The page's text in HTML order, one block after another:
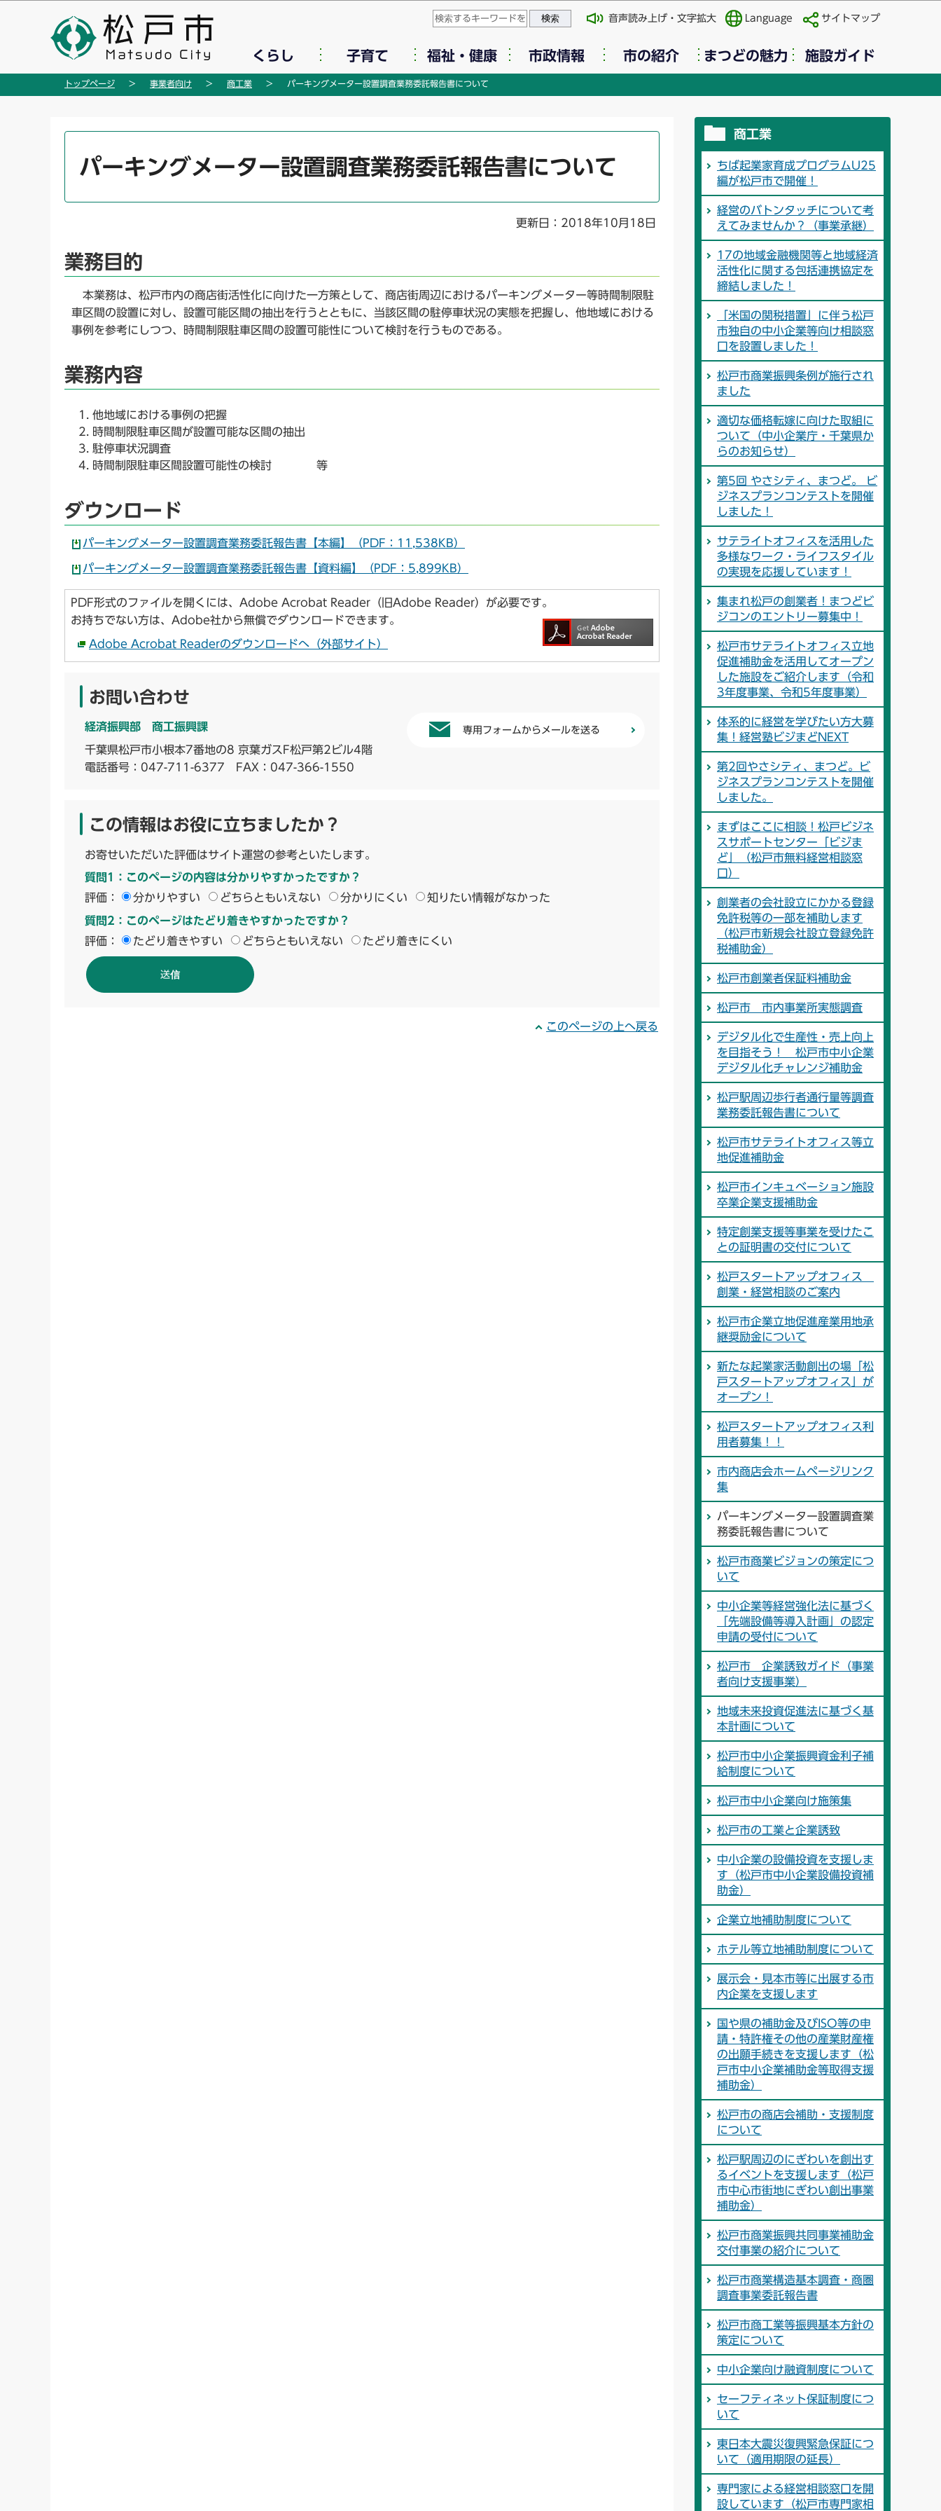
の
このページの本文へ移動
音声読み上げ・文字拡大 Language サイトマップ
くらし 子育て 福祉・健康 市政情報 市の紹介 まつどの魅力 施設ガイド
トップページ 事業者向け 商工業 パーキングメーター設置調査業務委託報告書について
パーキングメーター設置調査業務委託報告書について
更新日：2018年10月18日
業務目的
本業務は、松戸市内の商店街活性化に向けた一方策として、商店街周辺におけるパーキングメーター等時間制限駐
車区間の設置に対し、設置可能区間の抽出を行うとともに、当該区間の駐停車状況の実態を把握し、他地域における
事例を参考にしつつ、時間制限駐車区間の設置可能性について検討を行うものである。
業務内容
他地域における事例の把握
時間制限駐車区間が設置可能な区間の抽出
駐停車状況調査
時間制限駐車区間設置可能性の検討 等
ダウンロード
パーキングメーター設置調査業務委託報告書【本編】（PDF：11,538KB）
パーキングメーター設置調査業務委託報告書【資料編】（PDF：5,899KB）
PDF形式のファイルを開くには、Adobe Acrobat Reader（旧Adobe Reader）が必要です。
お持ちでない方は、Adobe社から無償でダウンロードできます。
Adobe Acrobat Readerのダウンロードへ（外部サイト）
お問い合わせ
経済振興部 商工振興課
千葉県松戸市小根本7番地の8 京葉ガスF松戸第2ビル4階
電話番号： 047-711-6377 FAX：047-366-1550
専用フォームからメールを送る
この情報はお役に立ちましたか？
お寄せいただいた評価はサイト運営の参考といたします。
質問1：このページの内容は分かりやすかったですか？
評価：
分かりやすい どちらともいえない 分かりにくい 知りたい情報がなかった
質問2：このページはたどり着きやすかったですか？
評価：
たどり着きやすい どちらともいえない たどり着きにくい
このページの上へ戻る
商工業
ちば起業家育成プログラムU25
編が松戸市で開催！
経営のバトンタッチについて考
えてみませんか？（事業承継）
17の地域金融機関等と地域経済
活性化に関する包括連携協定を
締結しました！
「米国の関税措置」に伴う松戸
市独自の中小企業等向け相談窓
口を設置しました！
松戸市商業振興条例が施行され
ました
適切な価格転嫁に向けた取組に
ついて（中小企業庁・千葉県か
らのお知らせ）
第5回 やさシティ、まつど。 ビ
ジネスプランコンテストを開催
しました！
サテライトオフィスを活用した
多様なワーク・ライフスタイル
の実現を応援しています！
集まれ松戸の創業者！まつどビ
ジコンのエントリー募集中！
松戸市サテライトオフィス立地
促進補助金を活用してオープン
した施設をご紹介します（令和
3年度事業、令和5年度事業）
体系的に経営を学びたい方大募
集！経営塾ビジまどNEXT
第2回やさシティ、まつど。ビ
ジネスプランコンテストを開催
しました。
まずはここに相談！松戸ビジネ
スサポートセンター「ビジま
ど」（松戸市無料経営相談窓
口）
創業者の会社設立にかかる登録
免許税等の一部を補助します
（松戸市新規会社設立登録免許
税補助金）
松戸市創業者保証料補助金
松戸市 市内事業所実態調査
デジタル化で生産性・売上向上
を目指そう！ 松戸市中小企業
デジタル化チャレンジ補助金
松戸駅周辺歩行者通行量等調査
業務委託報告書について
松戸市サテライトオフィス等立
地促進補助金
松戸市インキュベーション施設
卒業企業支援補助金
特定創業支援等事業を受けたこ
との証明書の交付について
松戸スタートアップオフィス
創業・経営相談のご案内
松戸市企業立地促進産業用地承
継奨励金について
新たな起業家活動創出の場「松
戸スタートアップオフィス」が
オープン！
松戸スタートアップオフィス利
用者募集！！
市内商店会ホームページリンク
集
パーキングメーター設置調査業
務委託報告書について
松戸市商業ビジョンの策定につ
いて
中小企業等経営強化法に基づく
「先端設備等導入計画」の認定
申請の受付について
松戸市 企業誘致ガイド（事業
者向け支援事業）
地域未来投資促進法に基づく基
本計画について
松戸市中小企業振興資金利子補
給制度について
松戸市中小企業向け施策集
松戸市の工業と企業誘致
中小企業の設備投資を支援しま
す（松戸市中小企業設備投資補
助金）
企業立地補助制度について
ホテル等立地補助制度について
展示会・見本市等に出展する市
内企業を支援します
国や県の補助金及びISO等の申
請・特許権その他の産業財産権
の出願手続きを支援します（松
戸市中小企業補助金等取得支援
補助金）
松戸市の商店会補助・支援制度
について
松戸駅周辺のにぎわいを創出す
るイベントを支援します（松戸
市中心市街地にぎわい創出事業
補助金）
松戸市商業振興共同事業補助金
交付事業の紹介について
松戸市商業構造基本調査・商圏
調査事業委託報告書
松戸市商工業等振興基本方針の
策定について
中小企業向け融資制度について
セーフティネット保証制度につ
いて
東日本大震災復興緊急保証につ
いて（適用期限の延長）
専門家による経営相談窓口を開
設しています（松戸市専門家相